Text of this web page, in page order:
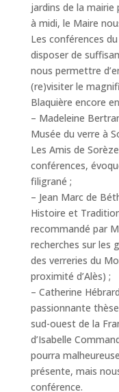
jardins de la mairie
à midi, le Maire
Les conférences
disposer de
nous permettre
(re)visiter le
Blaquière encore
– Madeleine
Musée du verre à
Les Amis de
conférences,
filigrané ;
– Jean Marc de
Histoire et
recommandé par
recherches sur les
des verreries du
proximité d’Alès) ;
– Catherine
passionnante
sud-ouest de la
d’Isabelle
pourra
présente, mais
conférence.